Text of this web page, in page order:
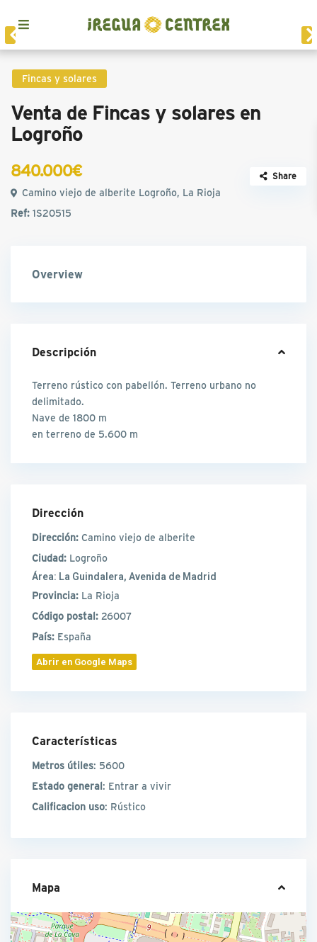
Fincas y solares
Venta de Fincas y solares en
Logroño
840.000€
Camino viejo de alberite Logroño, La Rioja
Ref:1S20515
Share
Overview
Descripción
Terreno rústico con pabellón. Terreno urbano no
delimitado.
Nave de 1800 m
en terreno de 5.600 m
Dirección
Dirección: Camino viejo de alberite
Ciudad: Logroño
Área: La Guindalera, Avenida de Madrid
Provincia: La Rioja
Código postal: 26007
País: España
Abrir en Google Maps
Características
Metros útiles: 5600
Estado general: Entrar a vivir
Calificacion uso: Rústico
Mapa